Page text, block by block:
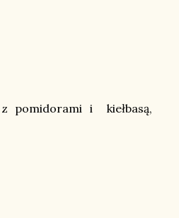
pomidorami i kiełbasą,